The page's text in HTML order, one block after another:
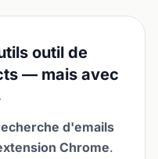
outil de
— mais avec
d'emails
Chrome.